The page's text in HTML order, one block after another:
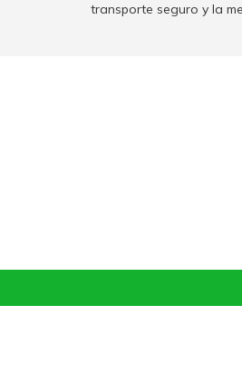
transporte seguro y la